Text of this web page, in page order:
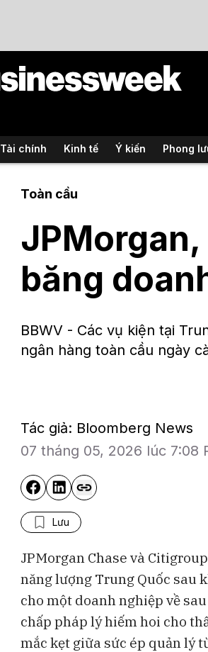
Tài chính Kinh tế Ý kiến Phong
Toàn cầu
băng
BBWV - Các vụ kiện tại
ngân hàng toàn cầu ngày
Tác giả: Bloomberg News
07 tháng 05, 2026 lúc 7:08
Lưu
JPMorgan Chase và
năng lượng Trung Quốc sau
cho một doanh nghiệp về
chấp pháp lý hiếm hoi cho
mắc kẹt giữa sức ép quản lý